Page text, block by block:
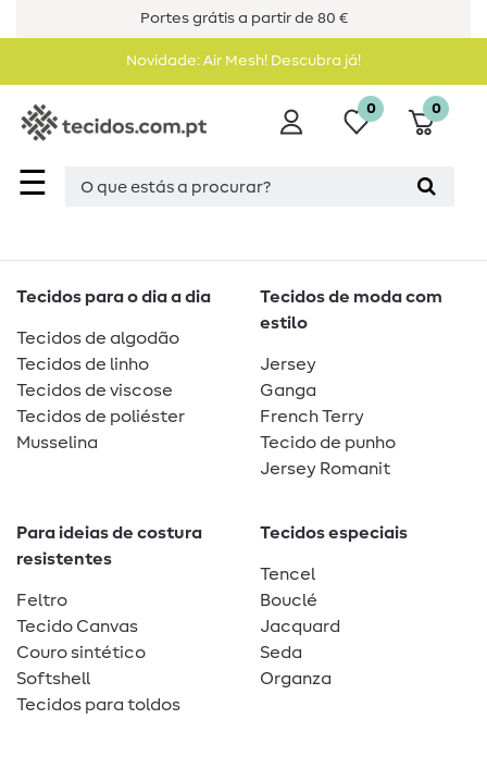
Portes grátis a partir de 80 €
Novidade: Air Mesh! Descubra já!
☰
0 0
Tecidos para o dia a dia
Tecidos de algodão
Tecidos de linho
Tecidos de viscose
Tecidos de poliéster
Musselina
Tecidos de moda com
estilo
Jersey
Ganga
French Terry
Tecido de punho
Jersey Romanit
Para ideias de costura
resistentes
Feltro
Tecido Canvas
Couro sintético
Softshell
Tecidos para toldos
Tecidos especiais
Tencel
Bouclé
Jacquard
Seda
Organza